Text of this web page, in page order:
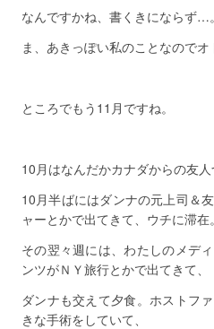
なんですかね、書くきにならず…。
ま、あきっぽい私のことなのでオ
ところでもう11月ですね。
10月はなんだかカナダからの友人
10月半ばにはダンナの元上司＆
ャーとかで出てきて、ウチに滞在。
その翌々週には、わたしのメデ
ンツがＮＹ旅行とかで出てきて、
ダンナも交えて夕食。ホストフ
きな手術をしていて、